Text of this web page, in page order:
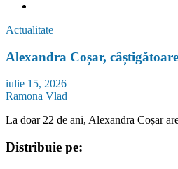
Actualitate
Alexandra Coșar,
iulie 15, 2026
Ramona Vlad
La doar 22 de ani, Alexandra Coșar
Distribuie pe: